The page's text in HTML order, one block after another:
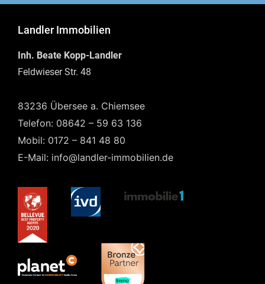
Landler Immobilien
Inh. Beate Kopp-Landler
Feldwieser Str. 48
83236 Übersee a. Chiemsee
Telefon: 08642 – 59 63 136
Mobil: 0172 – 841 48 80
E-Mail: info@landler-immobilien.de